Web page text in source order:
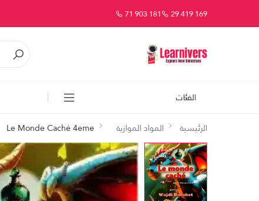
29 419 169
71 903 181
الفئات
الرئيسية
المواد الموازية Le Monde Caché 4eme